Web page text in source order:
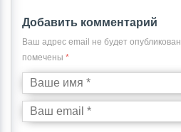
Добавить комментарий
Ваш адрес email не будет опубликован.
помечены *